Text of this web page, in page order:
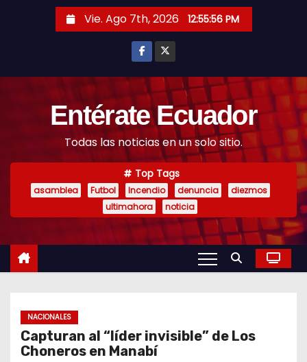
Vie. Ago 7th, 2026 12:55:57 PM
Entérate Ecuador
Todas las noticias en un solo sitio.
Top Tags
asamblea Futbol Incendio denuncia
diezmos
ultimahora
noticia
NACIONALES
Capturan al “líder invisible” de Los
Choneros en Manabí